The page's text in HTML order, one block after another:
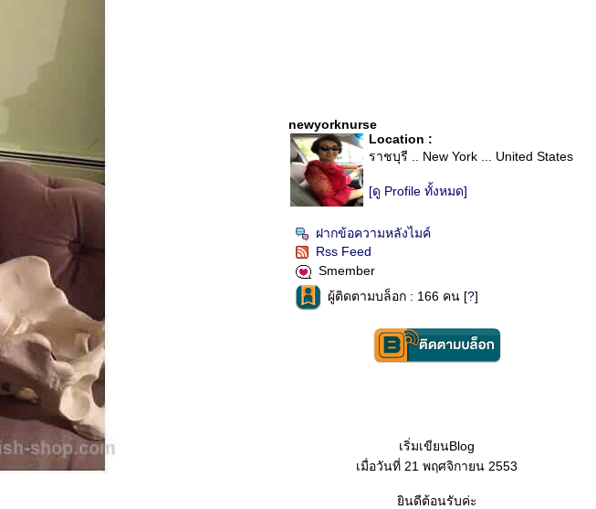
newyorknurse
Location :
ราชบุรี .. New York ... United States
[ดู Profile ทั้งหมด]
ฝากข้อความหลังไมค์
Rss Feed
Smember
ผู้ติดตามบล็อก : 166 คน [?]
เริ่มเขียนBlog
เมื่อวันที่ 21 พฤศจิกายน 2553
ินดีต้อนรับค่ะ